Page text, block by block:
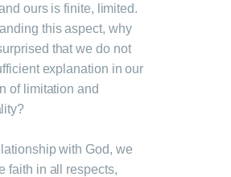
ours is finite, limited.
this aspect, why
that we do not
explanation in our
of limitation and
with God, we
faith in all respects,